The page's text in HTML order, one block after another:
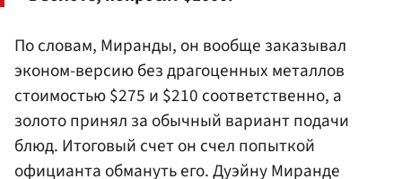
По словам, Миранды, он вообще заказывал
эконом-версию без драгоценных металлов
стоимостью $275 и $210 соответственно, а
золото принял за обычный вариант подачи
блюд. Итоговый счет он счел попыткой
официанта обмануть его. Дуэйну Миранде